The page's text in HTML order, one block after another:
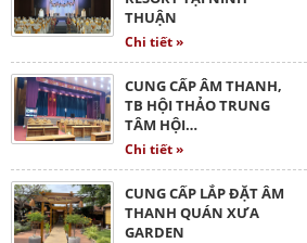
THUẬN
Chi tiết »
CUNG CẤP ÂM THANH,
TB HỘI THẢO TRUNG
TÂM HỘI…
Chi tiết »
CUNG CẤP LẮP ĐẶT ÂM
THANH QUÁN XƯA
GARDEN